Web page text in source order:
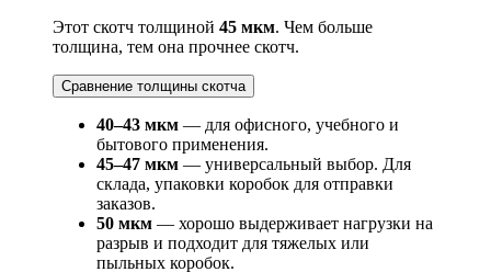
Этот скотч толщиной 45 мкм. Чем больше
толщина, тем она прочнее скотч.
Сравнение толщины скотча
40–43 мкм — для офисного, учебного и
бытового применения.
45–47 мкм — универсальный выбор. Для
склада, упаковки коробок для отправки
заказов.
50 мкм — хорошо выдерживает нагрузки на
разрыв и подходит для тяжелых или
пыльных коробок.